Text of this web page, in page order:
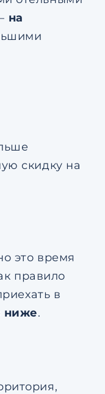
на
скидку на
это время
правило
в
ниже.